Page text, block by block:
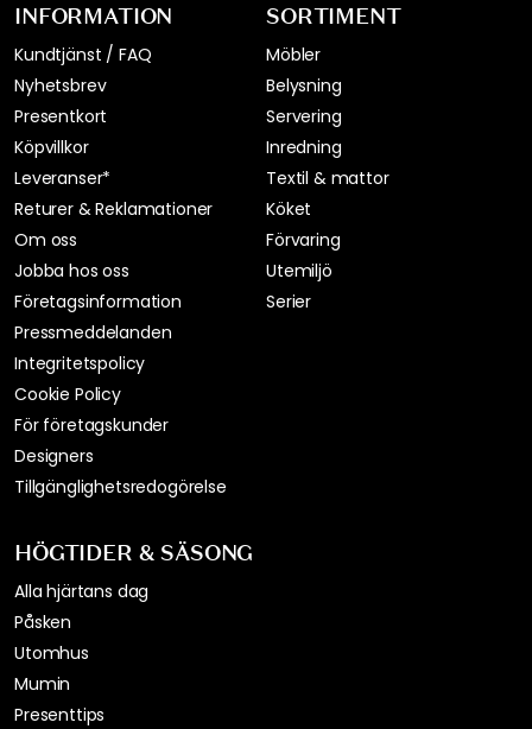
INFORMATION
Kundtjänst / FAQ
Nyhetsbrev
Presentkort
Köpvillkor
Leveranser*
Returer & Reklamationer
Om oss
Jobba hos oss
Företagsinformation
Pressmeddelanden
Integritetspolicy
Cookie Policy
För företagskunder
Designers
Tillgänglighetsredogörelse
SORTIMENT
Möbler
Belysning
Servering
Inredning
Textil & mattor
Köket
Förvaring
Utemiljö
Serier
HÖGTIDER & SÄSONG
Alla hjärtans dag
Påsken
Utomhus
Mumin
Presenttips